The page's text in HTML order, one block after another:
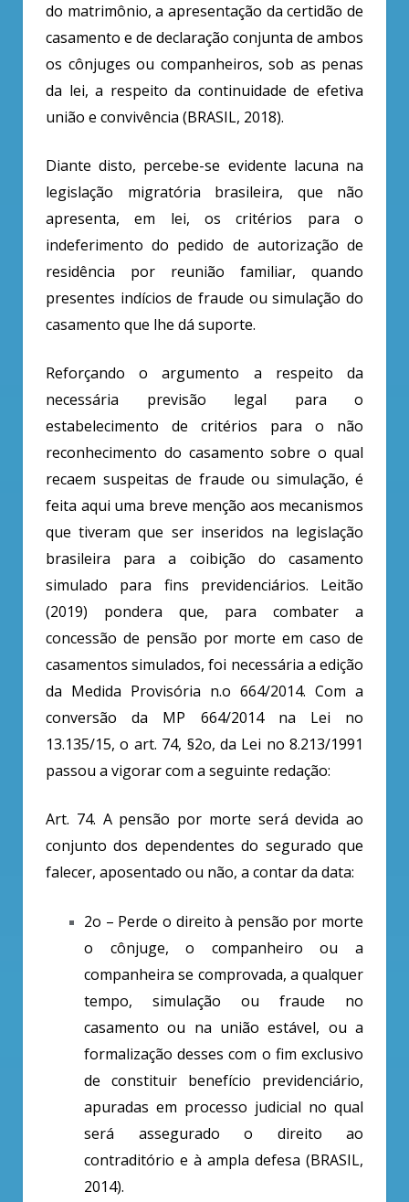
do matrimônio, a apresentação da certidão de
casamento e de declaração conjunta de ambos
os cônjuges ou companheiros, sob as penas
da lei, a respeito da continuidade de efetiva
união e convivência (BRASIL, 2018).
Diante disto, percebe-se evidente lacuna na
legislação migratória brasileira, que não
apresenta, em lei, os critérios para o
indeferimento do pedido de autorização de
residência por reunião familiar, quando
presentes indícios de fraude ou simulação do
casamento que lhe dá suporte.
Reforçando o argumento a respeito da
necessária previsão legal para o
estabelecimento de critérios para o não
reconhecimento do casamento sobre o qual
recaem suspeitas de fraude ou simulação, é
feita aqui uma breve menção aos mecanismos
que tiveram que ser inseridos na legislação
brasileira para a coibição do casamento
simulado para fins previdenciários. Leitão
(2019) pondera que, para combater a
concessão de pensão por morte em caso de
casamentos simulados, foi necessária a edição
da Medida Provisória n.o 664/2014. Com a
conversão da MP 664/2014 na Lei no
13.135/15, o art. 74, §2o, da Lei no 8.213/1991
passou a vigorar com a seguinte redação:
Art. 74. A pensão por morte será devida ao
conjunto dos dependentes do segurado que
falecer, aposentado ou não, a contar da data:
2o – Perde o direito à pensão por morte
o cônjuge, o companheiro ou a
companheira se comprovada, a qualquer
tempo, simulação ou fraude no
casamento ou na união estável, ou a
formalização desses com o fim exclusivo
de constituir benefício previdenciário,
apuradas em processo judicial no qual
será assegurado o direito ao
contraditório e à ampla defesa (BRASIL,
2014).